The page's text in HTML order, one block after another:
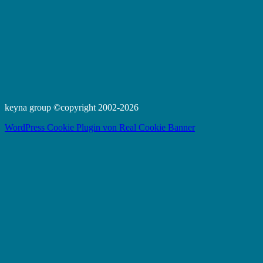
keyna group ©copyright 2002-2026
WordPress Cookie Plugin von Real Cookie Banner